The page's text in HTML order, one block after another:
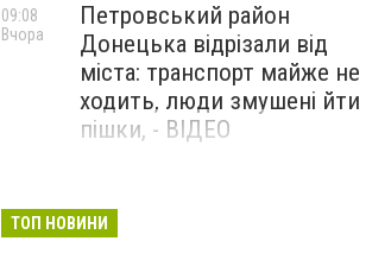
Петровський район
Донецька відрізали від
міста: транспорт майже не
ходить, люди змушені йти
пішки, - ВІДЕО
09:08
Вчора
війни. РФ вдарила
Вчора
ТОП НОВИНИ